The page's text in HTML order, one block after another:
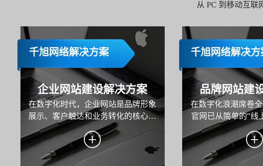
从 PC 到移动互联
千旭网络解决方案
企业网站建设解决方案
在数字化时代，企业网站是品牌形象
展示、客户触达和业务转化的核心载
体。本方案旨在为企业打造一个功能
完善、用户体验优秀且具备市场竞争
力的网站，助力企业实现品牌传播、
用户服务与业务增长的目标。
千旭网络解决方
品牌网站建
在数字化浪潮席卷
官网已从简单的"线
牌战略的核心枢纽
地与用户运营的关
在为企业规划并构
示、内容营销、线